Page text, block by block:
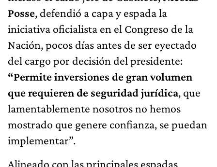
del cargo por decisión del presidente:
“Permite inversiones de gran volumen
que requieren de seguridad jurídica
, que
lamentablemente nosotros no hemos
mostrado que genere confianza, se puedan
implementar”.
Alineado con las principales espadas
políticas de Milei,Mauricio Macri instó a
los senadores del Pro a votar a favor del
RIGI
al sostener que las inversiones